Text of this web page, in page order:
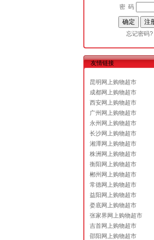
密 码
忘记密码?
友情链接
昆明网上购物超市
成都网上购物超市
西安网上购物超市
广州网上购物超市
永州网上购物超市
长沙网上购物超市
湘潭网上购物超市
株洲网上购物超市
衡阳网上购物超市
郴州网上购物超市
常德网上购物超市
益阳网上购物超市
娄底网上购物超市
张家界网上购物超市
吉首网上购物超市
邵阳网上购物超市